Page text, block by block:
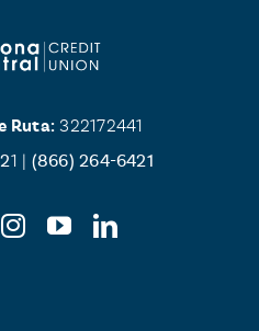
Ruta: 322172441
1 | (866) 264-6421